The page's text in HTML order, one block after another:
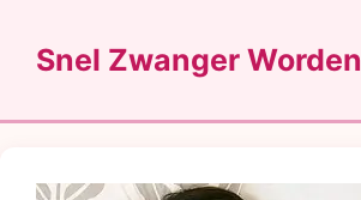
naarSnel Zwanger Worden